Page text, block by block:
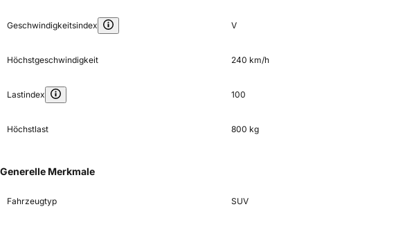
Geschwindigkeitsindex V
Höchstgeschwindigkeit 240 km/h
Lastindex 100
Höchstlast 800 kg
Generelle Merkmale
Fahrzeugtyp SUV